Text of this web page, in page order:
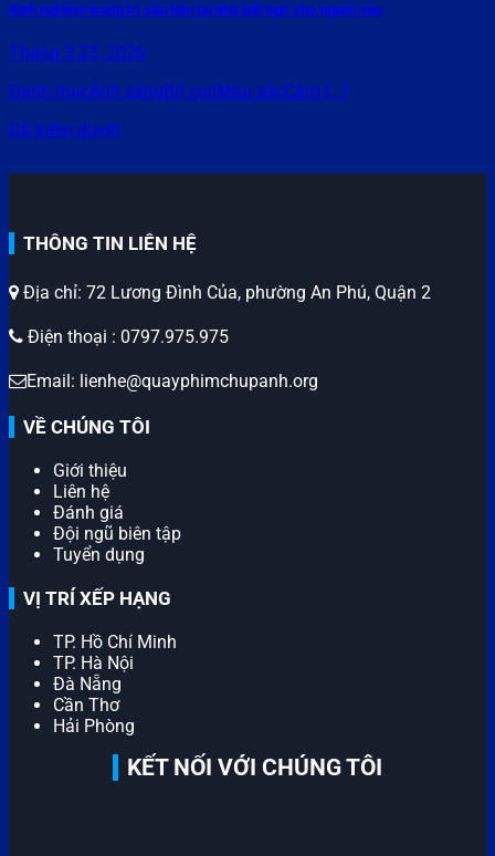
Kinh nghiệm trang trí cầu hôn tại nhà bất ngờ cho người yêu
Tháng 3 23, 2026
Danh mụcÁnh sángBố cụcMàu sắcCảm [...]
Đã kiểm duyệt
THÔNG TIN LIÊN HỆ
Địa chỉ: 72 Lương Đình Của, phường An Phú, Quận 2
Điện thoại : 0797.975.975
Email: lienhe@quayphimchupanh.org
VỀ CHÚNG TÔI
Giới thiệu
Liên hệ
Đánh giá
Đội ngũ biên tập
Tuyển dụng
VỊ TRÍ XẾP HẠNG
TP. Hồ Chí Minh
TP. Hà Nội
Đà Nẵng
Cần Thơ
Hải Phòng
KẾT NỐI VỚI CHÚNG TÔI